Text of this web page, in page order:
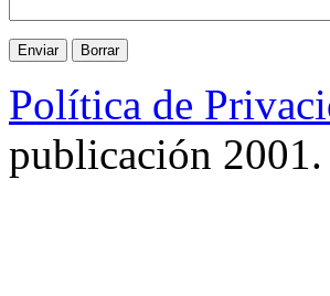
Política de
publicación 2001.